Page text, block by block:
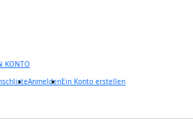
KONTO
AnmeldenEin Konto erstellen